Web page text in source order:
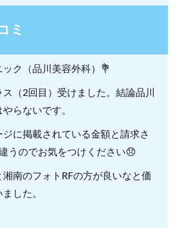
ミ
ク（品川美容外科）💐
（2回目）受けました。結論品川
らないです。
ジに掲載されている金額と請求さ
うのでお気をつけください😞
南のフォトRFの方が良いなと価
した。